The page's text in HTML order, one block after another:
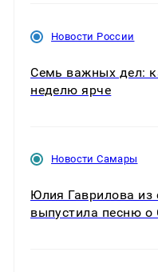
Новости России
Семь важных дел:
неделю ярче
Новости Самары
Юлия Гаврилова из
выпустила песню о